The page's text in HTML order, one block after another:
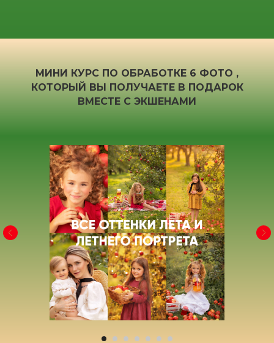
МИНИ КУРС ПО ОБРАБОТКЕ 6 ФОТО ,
КОТОРЫЙ ВЫ ПОЛУЧАЕТЕ В ПОДАРОК
ВМЕСТЕ С ЭКШЕНАМИ